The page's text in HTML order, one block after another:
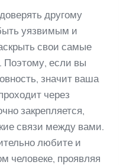
другому
уязвимым и
свои самые
Поэтому, если вы
значит ваша
через
закрепляется,
связи между вами.
любите и
человеке, проявляя